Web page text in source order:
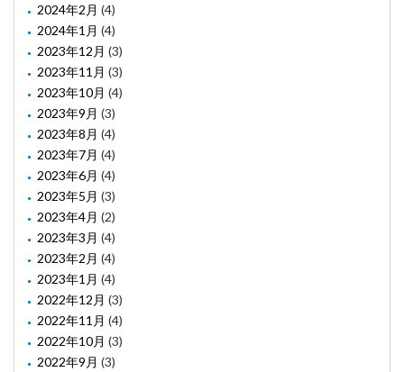
2024年2月 (4)
2024年1月 (4)
2023年12月 (3)
2023年11月 (3)
2023年10月 (4)
2023年9月 (3)
2023年8月 (4)
2023年7月 (4)
2023年6月 (4)
2023年5月 (3)
2023年4月 (2)
2023年3月 (4)
2023年2月 (4)
2023年1月 (4)
2022年12月 (3)
2022年11月 (4)
2022年10月 (3)
2022年9月 (3)